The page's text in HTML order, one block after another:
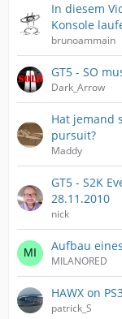
In diesem
Konsole
brunoammain
GT5 - SO
Dark_Arrow
Hat jemand
pursuit?
Maddy
GT5 - S2K
28.11.2010
nick
Aufbau
MILANORED
HAWX on
patrick_S